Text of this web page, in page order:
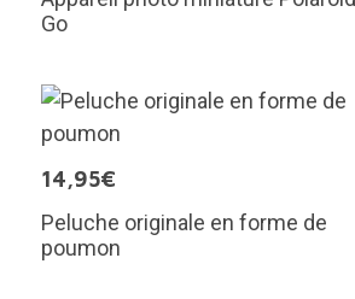
Go
14,95€
Peluche originale en forme de
poumon